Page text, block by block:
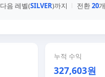
다음 레벨(SILVER)까지 전환20개
누적 수익
327,603원